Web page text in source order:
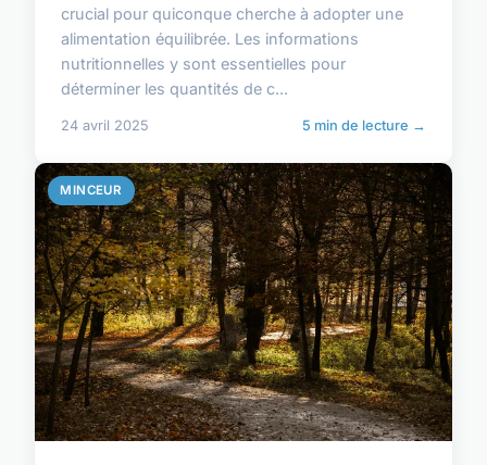
crucial pour quiconque cherche à adopter une
alimentation équilibrée. Les informations
nutritionnelles y sont essentielles pour
déterminer les quantités de c...
24 avril 2025 5 min de lecture →
MINCEUR